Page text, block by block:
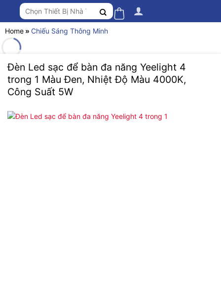
Chuyển
nội
dung
Tìm
kiếm:
Home » Chiếu Sáng Thông Minh
Đèn Led sạc để bàn đa năng Yeelight 4
trong 1 Màu Đen, Nhiệt Độ Màu 4000K,
Công Suất 5W